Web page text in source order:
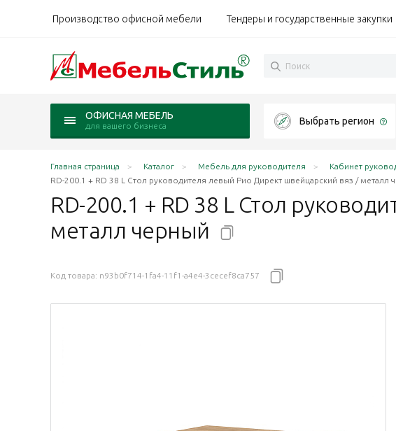
Производство офисной мебели Тендеры и государственные закупки
ОФИСНАЯ МЕБЕЛЬ
для вашего бизнеса Выбрать регион
Главная страница Каталог Мебель для руководителя
Кабинет
RD-200.1 + RD 38 L Стол руководителя левый Рио Директ швейцарский вяз / металл
RD-200.1 + RD 38 L Стол
металл черный
Код товара: n93b0f714-1fa4-11f1-a4e4-3cecef8ca757